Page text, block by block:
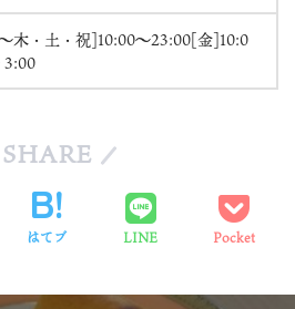
木・土・祝]10:00〜23:00[金]10:0
3:00
SHARE
はてブ LINE Pocket